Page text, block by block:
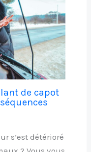
de capot
s’est détérioré